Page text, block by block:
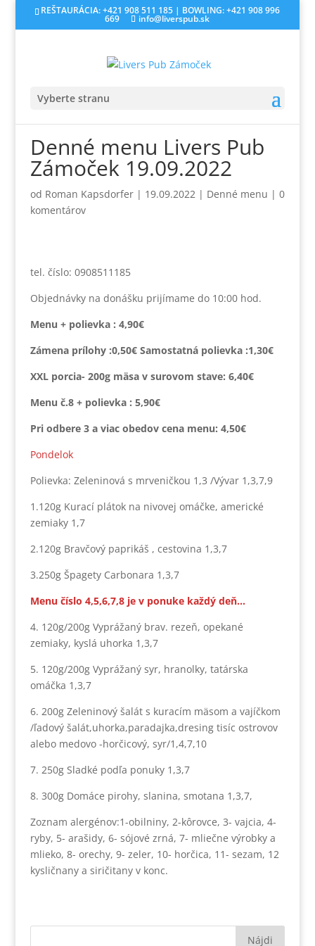
REŠTAURÁCIA: +421 908 511 185 | BOWLING: +421 908 996
669 info@liverspub.sk
Vyberte stranu
Denné menu Livers Pub
Zámoček 19.09.2022
od Roman Kapsdorfer| 19.09.2022| Denné menu | 0
komentárov
tel. číslo: 0908511185
Objednávky na donášku prijímame do 10:00 hod.
Menu + polievka : 4,90€
Zámena prílohy :0,50€ Samostatná polievka :1,30€
XXL porcia- 200g mäsa v surovom stave: 6,40€
Menu č.8 + polievka : 5,90€
Pri odbere 3 a viac obedov cena menu: 4,50€
Pondelok
Polievka: Zeleninová s mrveničkou 1,3 /Vývar 1,3,7,9
1.120g Kurací plátok na nivovej omáčke, americké
zemiaky 1,7
2.120g Bravčový paprikáš , cestovina 1,3,7
3.250g Špagety Carbonara 1,3,7
Menu číslo 4,5,6,7,8 je v ponuke každý deň…
4. 120g/200g Vyprážaný brav. rezeň, opekané
zemiaky, kyslá uhorka 1,3,7
5. 120g/200g Vyprážaný syr, hranolky, tatárska
omáčka 1,3,7
6. 200g Zeleninový šalát s kuracím mäsom a vajíčkom
/ľadový šalát,uhorka,paradajka,dresing tisíc ostrovov
alebo medovo -horčicový, syr/1,4,7,10
7. 250g Sladké podľa ponuky 1,3,7
8. 300g Domáce pirohy, slanina, smotana 1,3,7,
Zoznam alergénov:1-obilniny, 2-kôrovce, 3- vajcia, 4-
ryby, 5- arašidy, 6- sójové zrná, 7- mliečne výrobky a
mlieko, 8- orechy, 9- zeler, 10- horčica, 11- sezam, 12
kysličnany a siričitany v konc.